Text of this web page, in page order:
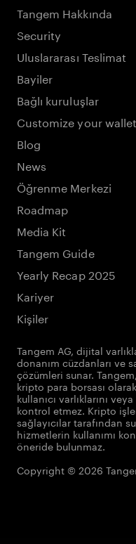
Tangem Hakkında
Security
Uluslararası Teslimat
Bayiler
Bağlı kuruluşlar
Customize your wallet
Blog
News
Öğrenme Merkezi
Roadmap
Media Kit
Tangem Guide
Yearly Recap 2025
Kariyer
Kişiler
Tangem AG, dijital
donanım cüzdanları ve
çözümleri sunar.
kripto para borsası
kullanıcı varlıklarını
kontrol etmez. Kripto
sağlayıcılar tarafından
hizmetlerin kullanımı
öneride bulunmaz.